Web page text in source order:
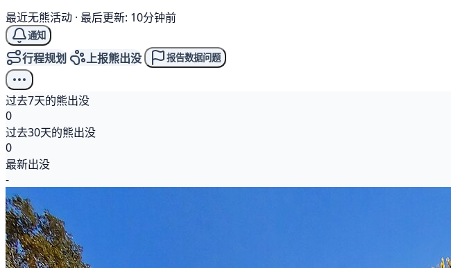
最近无熊活动 · 最后更新: 10分钟前
通知
行程规划 上报熊出没 报告数据问题
过去7天的熊出没
0
过去30天的熊出没
0
最新出没
-